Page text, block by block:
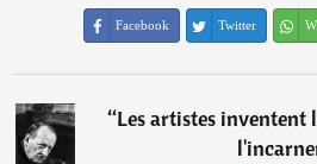
Facebook Twitter
“Les artistes inventent